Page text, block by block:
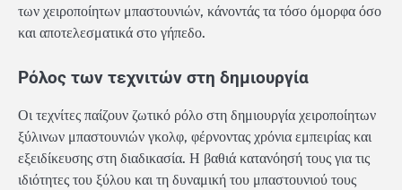
των χειροποίητων μπαστουνιών, κάνοντάς τα τόσο όμορφα όσο
και αποτελεσματικά στο γήπεδο.
Ρόλος των τεχνιτών στη δημιουργία
Οι τεχνίτες παίζουν ζωτικό ρόλο στη δημιουργία χειροποίητων
ξύλινων μπαστουνιών γκολφ, φέρνοντας χρόνια εμπειρίας και
εξειδίκευσης στη διαδικασία. Η βαθιά κατανόησή τους για τις
ιδιότητες του ξύλου και τη δυναμική του μπαστουνιού τους